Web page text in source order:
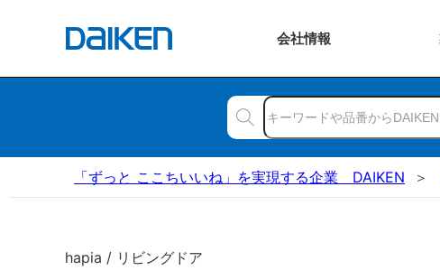
会社情報
「ずっと ここちいいね」を実現する企業 DAIKEN
hapia / リビングドア